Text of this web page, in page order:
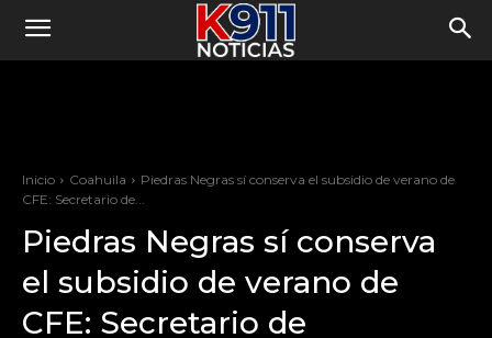
Inicio Coahuila
Piedras Negras sí conserva el subsidio de verano de
CFE: Secretario de...
Piedras Negras sí conserva
el subsidio de verano de
CFE: Secretario de